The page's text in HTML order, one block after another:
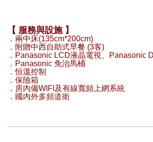
【 服務與設施 】
．兩中床(135cm*200cm)
．附贈中西自助式早餐 (3客)
．Panasonic LCD液晶電視、Panasonic
．Panasonic 免治馬桶
．恒溫控制
．保險箱
．房內備WIFI及有線寬頻上網系統
．國內外多頻道衛